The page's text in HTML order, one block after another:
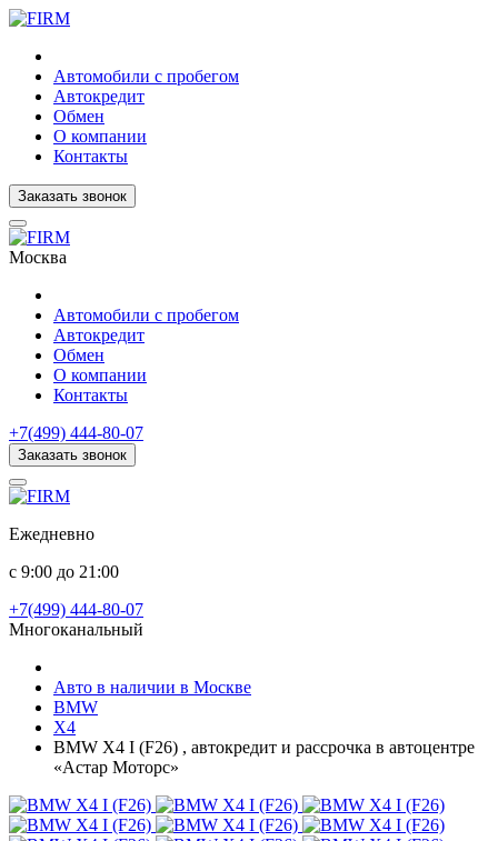
Автомобили с пробегом
Автокредит
Обмен
О компании
Контакты
Заказать звонок
Москва
Автомобили с пробегом
Автокредит
Обмен
О компании
Контакты
+7(499) 444-80-07
Заказать звонок
Ежедневно
с 9:00 до 21:00
+7(499) 444-80-07
Многоканальный
Авто в наличии в Москве
BMW
X4
BMW X4 I (F26) , автокредит и рассрочка в автоцентре
«Астар Моторс»